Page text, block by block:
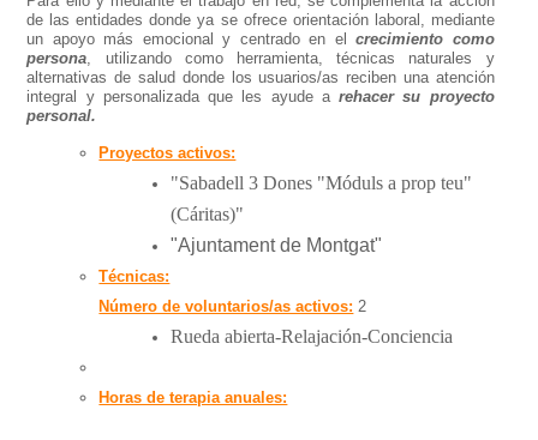
de las entidades donde ya se ofrece orientación laboral, mediante
un apoyo más emocional y centrado en elcrecimiento como
persona , utilizando como herramienta, técnicas naturales y
alternativas de salud donde los usuarios/as reciben una atención
integral y personalizada que les ayude arehacer su proyecto
personal.
Proyectos activos:
"Sabadell 3 Dones "Móduls a prop teu"
(Cáritas)"
"Ajuntament de Montgat"
Técnicas:
Número de voluntarios/as activos: 2
Rueda abierta-Relajación-Conciencia
Horas de terapia anuales: